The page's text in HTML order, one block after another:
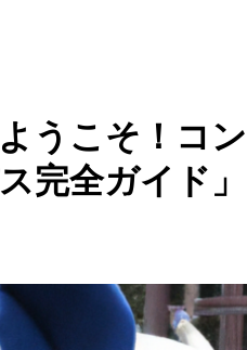
うこそ！コ
完全ガイド」